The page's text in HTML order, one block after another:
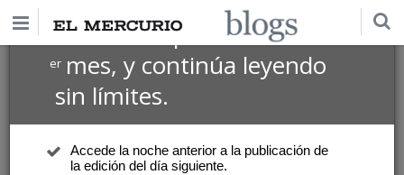
Suscríbete por $1 USD
ermes, y continúa leyendo
sin límites.
Accede la noche anterior a la publicación de
la edición del día siguiente.